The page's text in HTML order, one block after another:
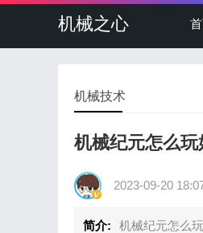
机械之心
机械技术
机械纪元怎么
2023-09-20
简介:
机械纪元怎么